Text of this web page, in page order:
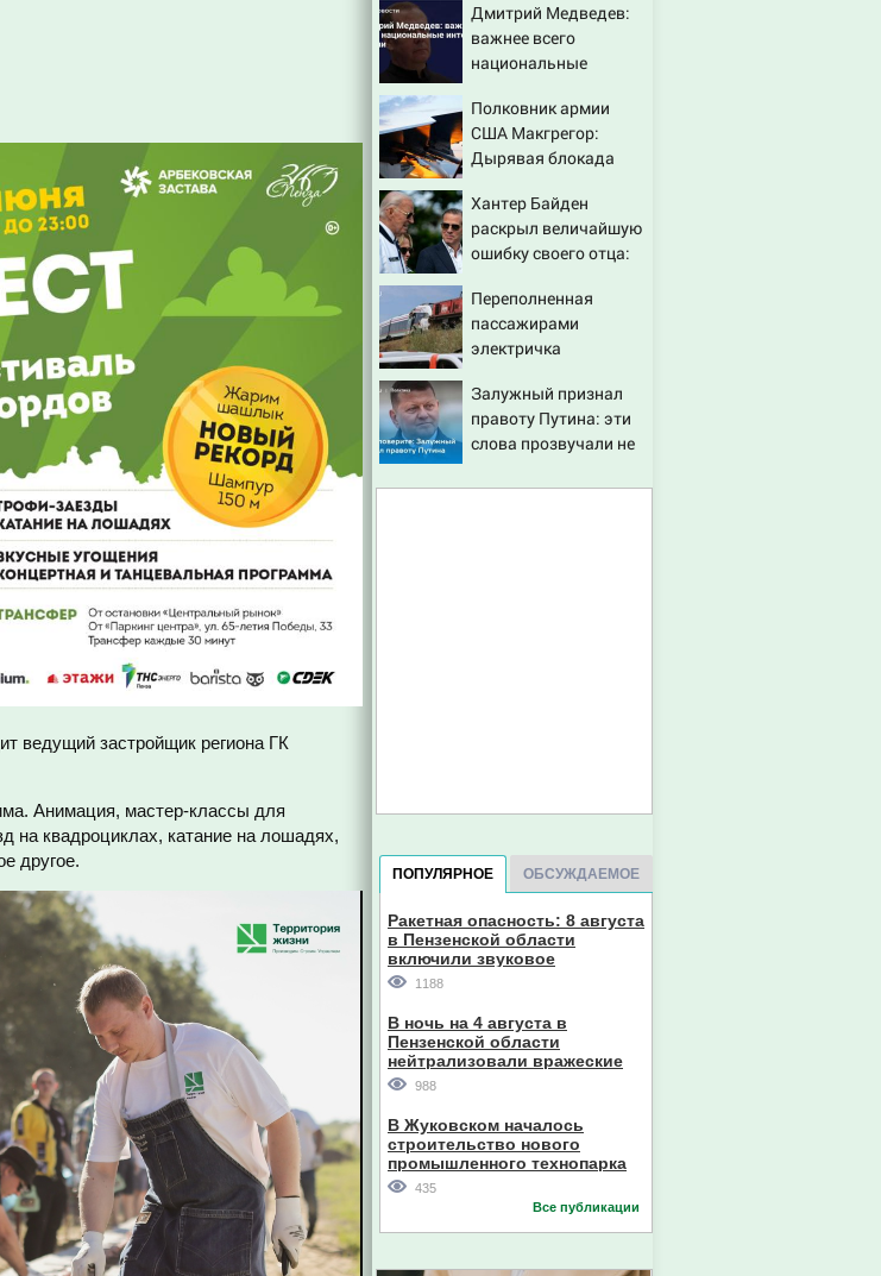
ведущий застройщик региона ГК
Анимация, мастер-классы для
на квадроциклах, катание на лошадях,
другое.
Дмитрий Медведев:
важнее всего
национальные
Полковник армии
США Макгрегор:
Дырявая блокада
командовании ВМФ
России за это полетят
головы?
Хантер Байден
раскрыл величайшую
ошибку своего отца:
Трампа
Переполненная
пассажирами
электричка
грузовым поездом —
десятки человек
пострадали. Видео с
Залужный признал
правоту Путина: эти
слова прозвучали не
ПОПУЛЯРНОЕ ОБСУЖДАЕМОЕ
Ракетная опасность: 8 августа
в Пензенской области
включили звуковое
оповещение
1188
В ночь на 4 августа в
Пензенской области
нейтрализовали вражеские
дроны
988
В Жуковском началось
строительство нового
промышленного технопарка
435
Все публикации